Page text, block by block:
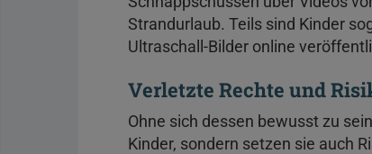
Strandurlaub. Teils sind Kinder
Ultraschall-Bilder online
Verletzte Rechte und
Ohne sich dessen bewusst zu
Kinder, sondern setzen sie auch